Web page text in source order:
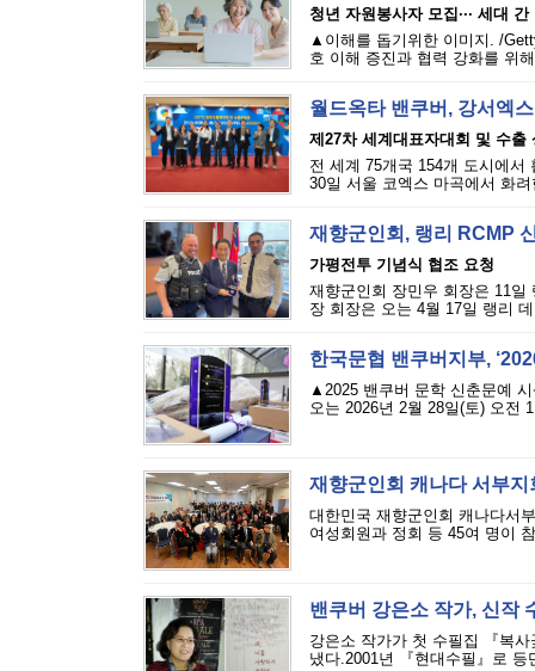
청년 자원봉사자 모집··· 세대
▲이해를 돕기위한 이미지. /
호 이해 증진과 협력 강화를 위
월드옥타 밴쿠버, 강서엑
제27차 세계대표자대회 및 수출
전 세계 75개국 154개 도시에서
30일 서울 코엑스 마곡에서 화
재향군인회, 랭리 RCMP
가평전투 기념식 협조 요청
재향군인회 장민우 회장은 11
장 회장은 오는 4월 17일 랭리
한국문협 밴쿠버지부,
▲2025 밴쿠버 문학 신춘문예
오는 2026년 2월 28일(토) 오전
재향군인회 캐나다 서부
대한민국 재향군인회 캐나다서
여성회원과 정회 등 45여 명이
밴쿠버 강은소 작가, 신작
강은소 작가가 첫 수필집 『복
냈다.2001년 『현대수필』로